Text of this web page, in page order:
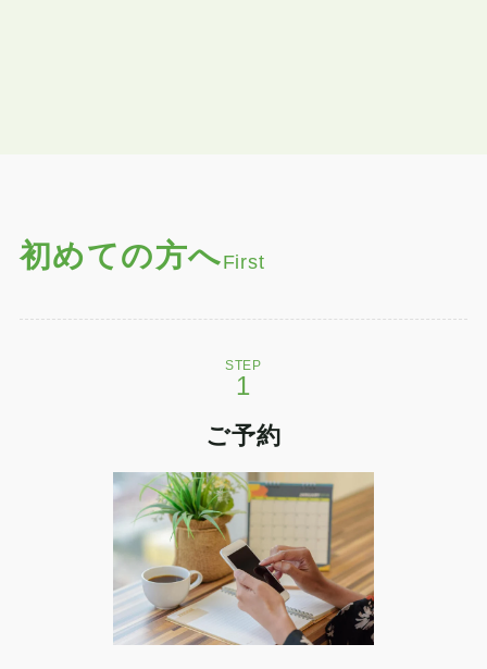
初めての方へFirst
STEP
ご予約